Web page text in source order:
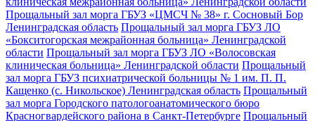
Прощальный зал морга ГБУЗ «ЦМСЧ № 38» г. Сосновый Бор
Ленинградская область Прощальный зал морга ГБУЗ ЛО
«Бокситогорская межрайонная больница» Ленинградской
области Прощальный зал морга ГБУЗ ЛО «Волосовская
клиническая больница» Ленинградской области Прощальный
зал морга ГБУЗ психиатрической больницы № 1 им. П. П.
Кащенко (с. Никольское) Ленинградская область Прощальный
зал морга Городского патологоанатомического бюро
Красногвардейского района в Санкт-Петербурге Прощальный